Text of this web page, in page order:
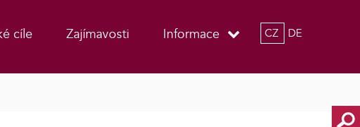
cíle Zajímavosti Informace CZ DE